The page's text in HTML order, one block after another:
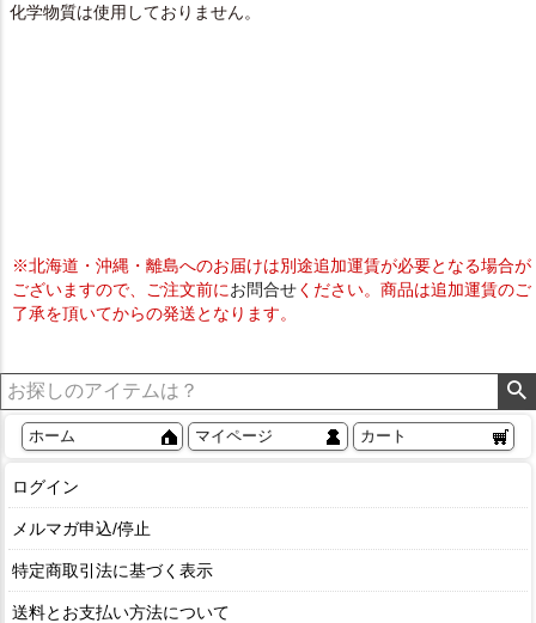
化学物質は使用しておりません。
※北海道・沖縄・離島へのお届けは別途追加運賃が必要となる場合が
ございますので、ご注文前にお問合せください。商品は追加運賃のご
了承を頂いてからの発送となります。
ホーム マイページ カート
ログイン
メルマガ申込/停止
特定商取引法に基づく表示
送料とお支払い方法について